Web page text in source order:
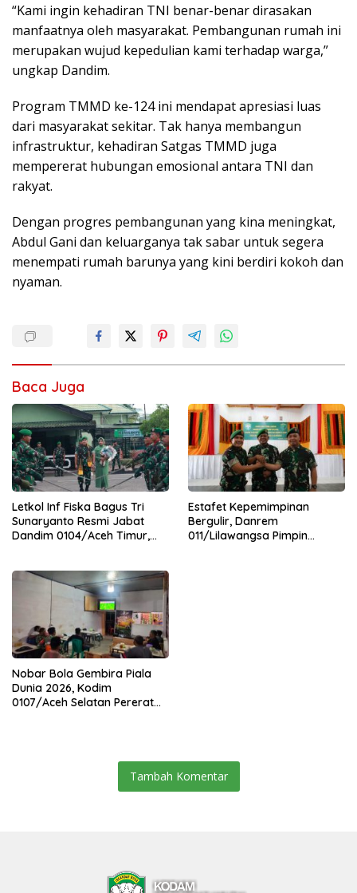
“Kami ingin kehadiran TNI benar-benar dirasakan
manfaatnya oleh masyarakat. Pembangunan rumah ini
merupakan wujud kepedulian kami terhadap warga,”
ungkap Dandim.
Program TMMD ke-124 ini mendapat apresiasi luas
dari masyarakat sekitar. Tak hanya membangun
infrastruktur, kehadiran Satgas TMMD juga
mempererat hubungan emosional antara TNI dan
rakyat.
Dengan progres pembangunan yang kina meningkat,
Abdul Gani dan keluarganya tak sabar untuk segera
menempati rumah barunya yang kini berdiri kokoh dan
nyaman.
Baca Juga
Letkol Inf Fiska Bagus Tri
Sunaryanto Resmi Jabat
Dandim 0104/Aceh Timur,
0104/Atim
Estafet Kepemimpinan
Bergulir, Danrem
011/Lilawangsa Pimpin
Nobar Bola Gembira Piala
Dunia 2026, Kodim
0107/Aceh Selatan Pererat
Tambah Komentar